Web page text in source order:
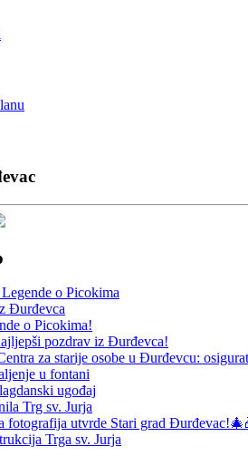
o Picokima
Đurđevca
o Picokima!
pozdrav iz Đurđevca!
za starije osobe u Đurđevcu:
u fontani
ugođaj
Trg sv. Jurja
fotografija utvrde Stari grad
Trga sv. Jurja